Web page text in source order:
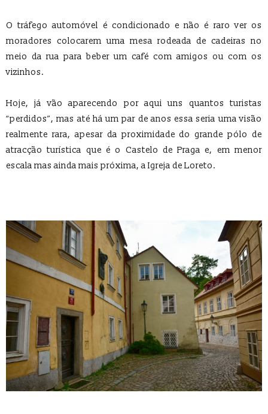
O tráfego automóvel é condicionado e não é raro ver os
moradores colocarem uma mesa rodeada de cadeiras no
meio da rua para beber um café com amigos ou com os
vizinhos.
Hoje, já vão aparecendo por aqui uns quantos turistas
“perdidos”, mas até há um par de anos essa seria uma visão
realmente rara, apesar da proximidade do grande pólo de
atracção turística que é o Castelo de Praga e, em menor
escala mas ainda mais próxima, a Igreja de Loreto.